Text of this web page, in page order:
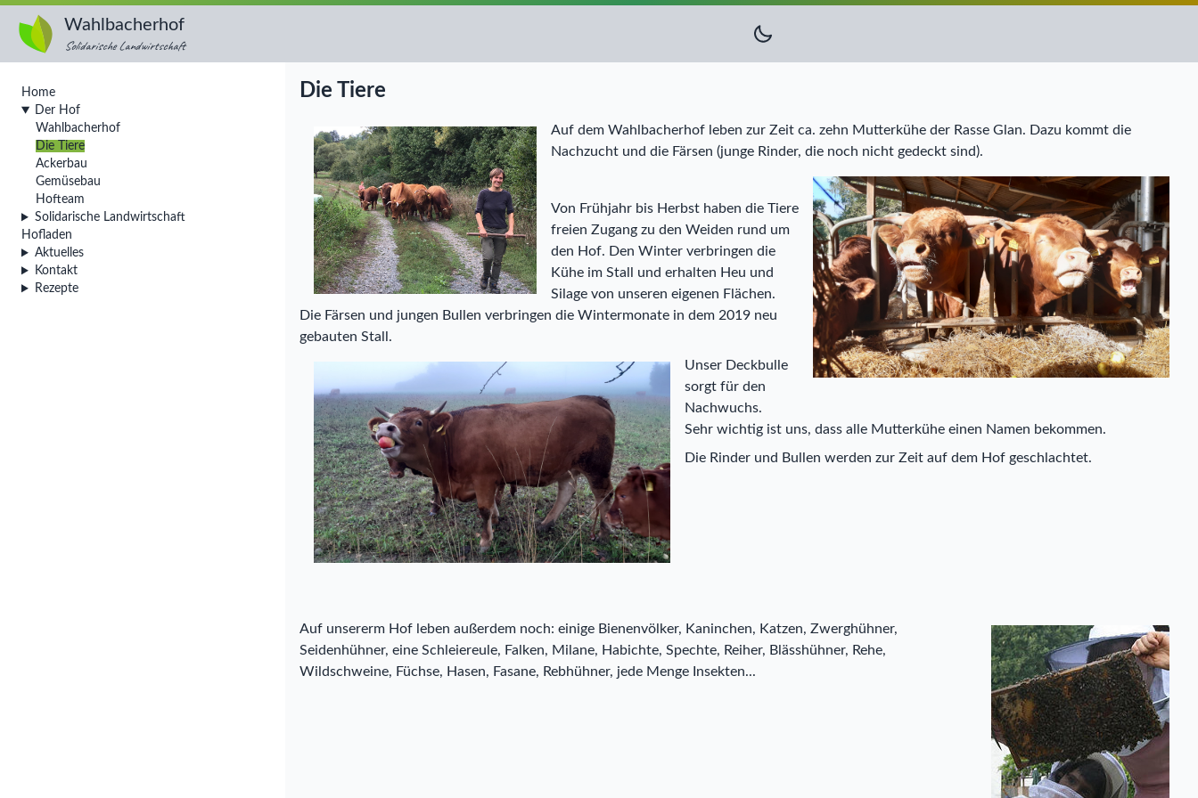
Die Tiere
Auf dem Wahlbacherhof leben zur Zeit ca. zehn Mutterkühe der Rasse Glan. Dazu kommt die
Nachzucht und die Färsen (junge Rinder, die noch nicht gedeckt sind).
Von Frühjahr bis Herbst haben die Tiere
freien Zugang zu den Weiden rund um
den Hof. Den Winter verbringen die
Kühe im Stall und erhalten Heu und
Silage von unseren eigenen Flächen.
Die Färsen und jungen Bullen verbringen die Wintermonate in dem 2019 neu
gebauten Stall.
Unser Deckbulle
sorgt für den
Nachwuchs.
Sehr wichtig ist uns, dass alle Mutterkühe einen Namen bekommen.
Die Rinder und Bullen werden zur Zeit auf dem Hof geschlachtet.
Auf unsererm Hof leben außerdem noch: einige Bienenvölker, Kaninchen, Katzen, Zwerghühner,
Seidenhühner, eine Schleiereule, Falken, Milane, Habichte, Spechte, Reiher, Blässhühner, Rehe,
Wildschweine, Füchse, Hasen, Fasane, Rebhühner, jede Menge Insekten...
Wahlbacherhof
Solidarische Landwirtschaft
Home
Der Hof
Wahlbacherhof
Die Tiere
Ackerbau
Gemüsebau
Hofteam
Solidarische Landwirtschaft
Hofladen
Aktuelles
Kontakt
Rezepte